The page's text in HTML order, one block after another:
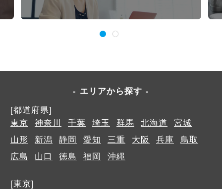
エリアから探す
[都道府県]
東京
神奈川 千葉 埼玉 群馬 北海道
宮城
山形
新潟 静岡 愛知 三重 大阪 兵庫
鳥取
広島
山口 徳島 福岡 沖縄
[東京]